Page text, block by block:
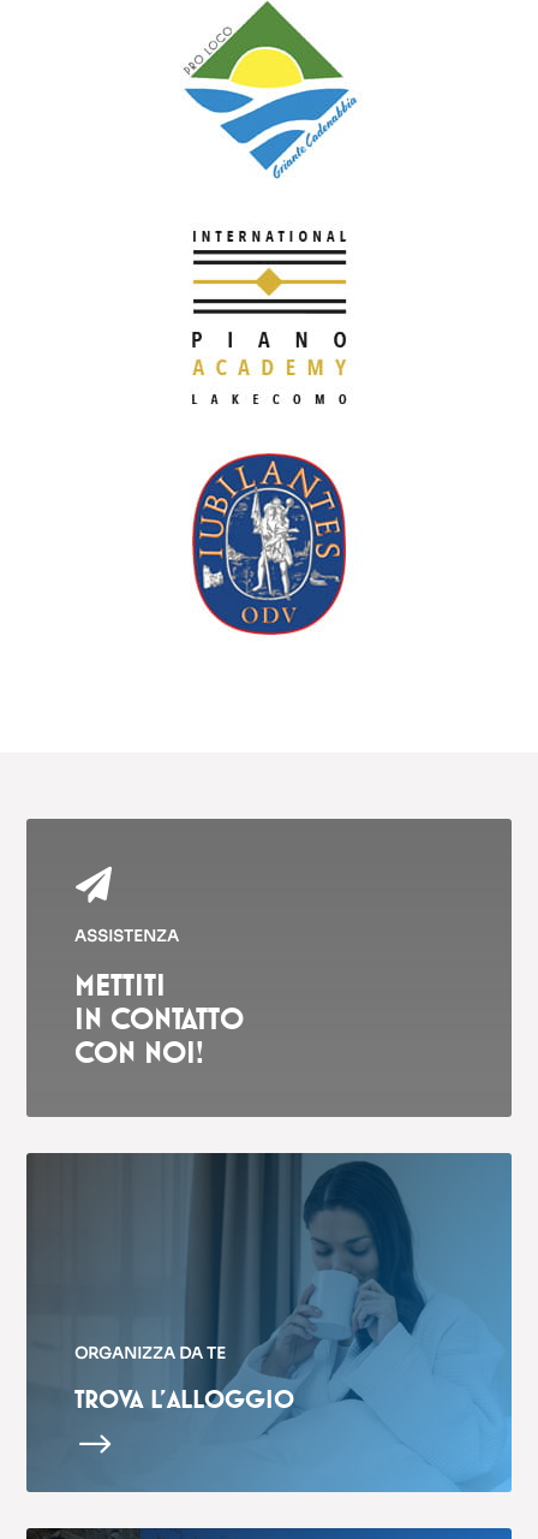

ASSISTENZA
METTITI
IN CONTATTO
CON NOI!
ORGANIZZA DA TE
TROVA L’ALLOGGIO
$